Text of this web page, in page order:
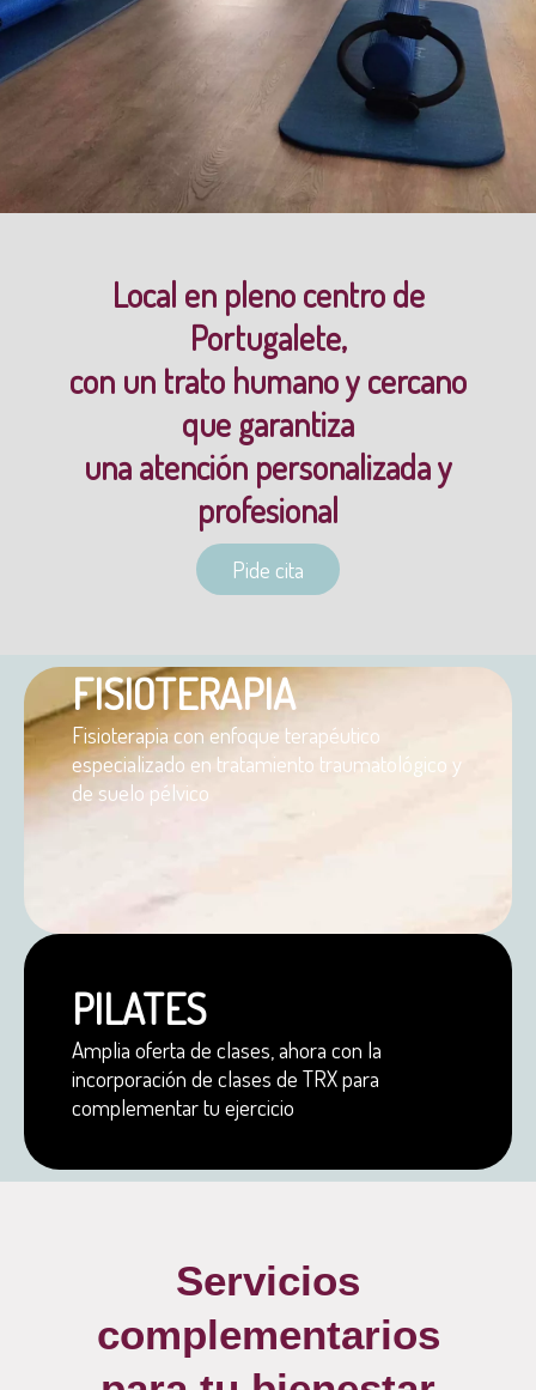
Local en pleno centro de
Portugalete,
con un trato humano y cercano
que garantiza
una atención personalizada y
profesional
Pide cita
FISIOTERAPIA
Fisioterapia con enfoque terapéutico
especializado en tratamiento traumatológico y
de suelo pélvico
Amplia oferta de clases, ahora con la
incorporación de clases de TRX para
complementar tu ejercicio
PILATES
Servicios
complementarios